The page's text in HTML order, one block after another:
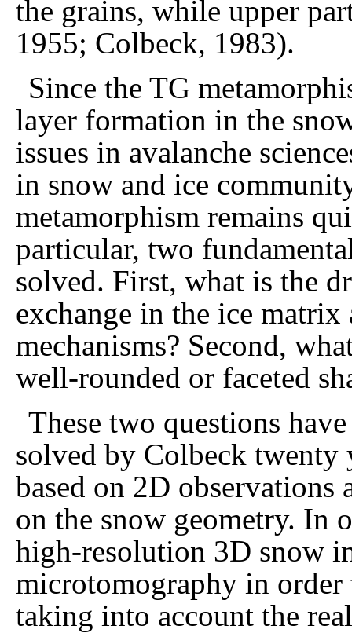
the grains, while upper
1955; Colbeck, 1983).
Since the TG
layer formation in the
issues in avalanche
in snow and ice
metamorphism remains
particular, two
solved. First, what is the
exchange in the ice matrix
mechanisms? Second,
well-rounded or faceted
These two questions
solved by Colbeck twenty
based on 2D
on the snow geometry. In
high-resolution 3D snow
microtomography in order
taking into account the